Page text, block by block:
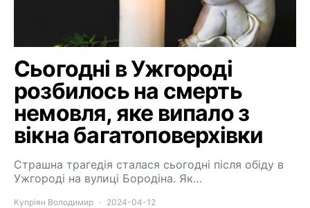
Сьогодні в Ужгороді
розбилось на смерть
немовля, яке випало з
вікна багатоповерхівки
Страшна трагедія сталася сьогодні після обіду в
Ужгороді на вулиці Бородіна. Як…
Купріян Володимир 2024-04-12